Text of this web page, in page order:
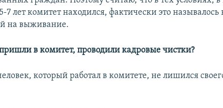
7 лет комитет находился, фактически это называлось
на выживание.
в комитет, проводили кадровые чистки?
который работал в комитете, не лишился